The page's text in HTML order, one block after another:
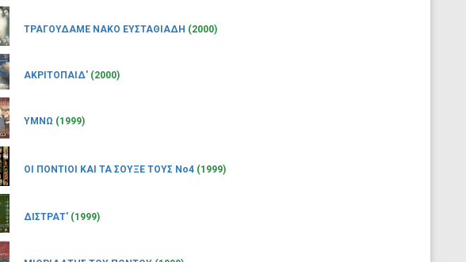
ΤΡΑΓΟΥΔΑΜΕ ΝΑΚΟ ΕΥΣΤΑΘΙΑΔΗ (2000)
ΑΚΡΙΤΟΠΑΙΔ' (2000)
ΥΜΝΩ (1999)
ΟΙ ΠΟΝΤΙΟΙ ΚΑΙ ΤΑ ΣΟΥΞΕ ΤΟΥΣ Νο4 (1999)
ΔΙΣΤΡΑΤ' (1999)